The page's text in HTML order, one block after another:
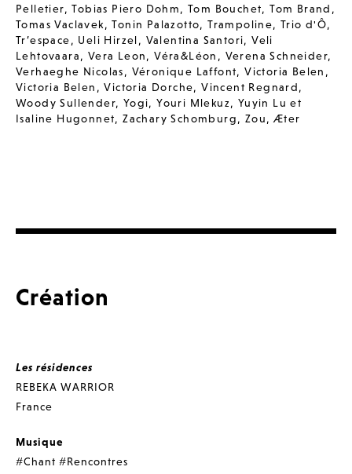
Pelletier,Tobias Piero Dohm,Tom Bouchet,Tom Brand ,
Tomas Vaclavek,Tonin Palazotto,Trampoline,Trio d'Ô,
Tr’espace, Ueli Hirzel, Valentina Santori,Veli
Lehtovaara, Vera Leon,Véra&Léon , Verena Schneider,
Verhaeghe Nicolas, Véronique Laffont,Victoria Belen ,
Victoria Belen ,Victoria Dorche,Vincent Regnard,
Woody Sullender, Yogi,Youri Mlekuz, Yuyin Lu et
Isaline Hugonnet,Zachary Schomburg, Zou, Æter
Création
Les résidences
REBEKA WARRIOR
France
Musique
#Chant #Rencontres